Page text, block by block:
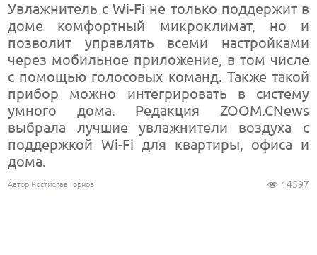
Увлажнитель с Wi-Fi не только поддержит в
доме комфортный микроклимат, но и
позволит управлять всеми настройками
через мобильное приложение, в том числе
с помощью голосовых команд. Также такой
прибор можно интегрировать в систему
умного дома. Редакция ZOOM.CNews
выбрала лучшие увлажнители воздуха с
поддержкой Wi-Fi для квартиры, офиса и
дома.
Автор Ростислав Горнов 14597